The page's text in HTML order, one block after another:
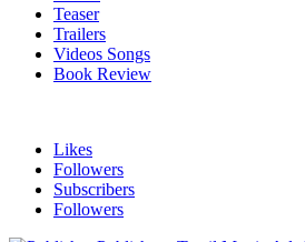
Teaser
Trailers
Videos Songs
Book Review
Likes
Followers
Subscribers
Followers